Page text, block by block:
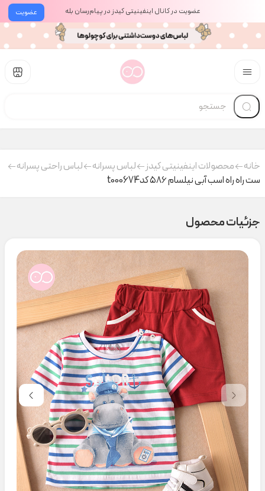
عضویت عضویت در کانال اینفینیتی کیدز در پیام‌رسان بله
خانه محصولات اینفینیتی کیدز لباس پسرانه
لباس راحتی پسرانه
ست راه راه اسب آبی نیلسام ۵۸۶ کدt000674
جزئیات محصول